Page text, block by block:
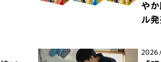
や
ル